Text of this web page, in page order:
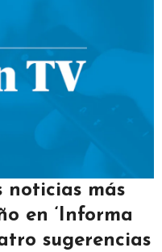
noticias más
en ‘Informa
sugerencias